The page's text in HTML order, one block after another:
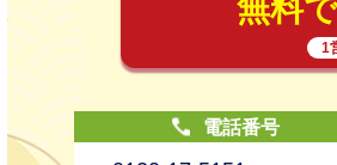
無料
1
電話番号